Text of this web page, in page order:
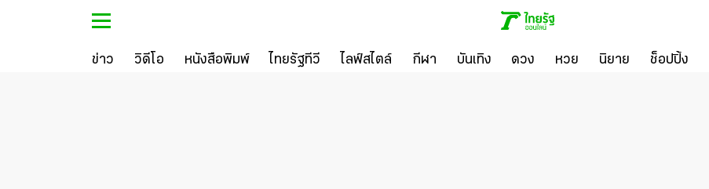
ข่าว วิดีโอ หนังสือพิมพ์ ไทยรัฐทีวี ไลฟ์สไตล์ กีฬา บันเทิง ดวง หวย นิยาย ช็อปปิ้ง